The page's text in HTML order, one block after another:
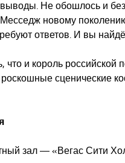
Не обошлось и
Месседж новому
ответов. И вы
что и король
сценические
зал ― «Вегас Сити